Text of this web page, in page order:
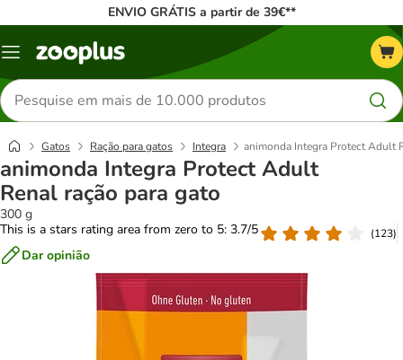
ENVIO GRÁTIS a partir de 39€**
Menu
Pesquisar
produtos
Gatos Ração para gatos Integra animonda Integra Protect Adult
animonda Integra Protect Adult
Renal ração para gato
300 g
This is a stars rating area from zero to 5: 3.7/5
(123)
Dar opinião